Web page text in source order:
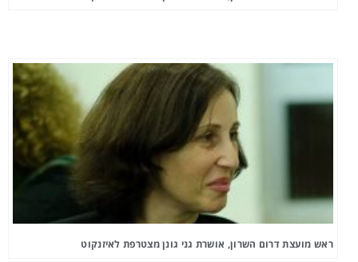
ראש מועצת דרום השרון, אושרת גני גונן מצטרפת לאיזנקוט